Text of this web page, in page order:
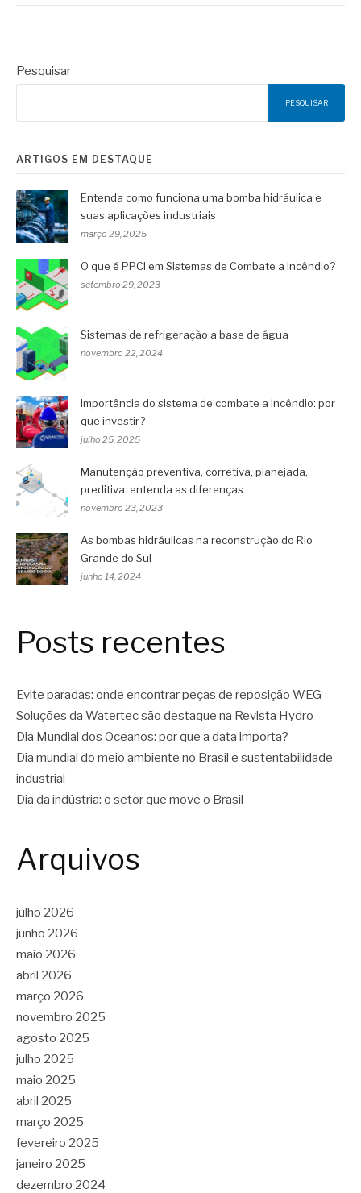
Pesquisar
PESQUISAR
ARTIGOS EM DESTAQUE
Entenda como funciona uma bomba hidráulica e
suas aplicações industriais
março 29, 2025
O que é PPCI em Sistemas de Combate a Incêndio?
setembro 29, 2023
Sistemas de refrigeração a base de água
novembro 22, 2024
Importância do sistema de combate a incêndio: por
que investir?
julho 25, 2025
Manutenção preventiva, corretiva, planejada,
preditiva: entenda as diferenças
novembro 23, 2023
As bombas hidráulicas na reconstrução do Rio
Grande do Sul
junho 14, 2024
Posts recentes
Evite paradas: onde encontrar peças de reposição WEG
Soluções da Watertec são destaque na Revista Hydro
Dia Mundial dos Oceanos: por que a data importa?
Dia mundial do meio ambiente no Brasil e sustentabilidade
industrial
Dia da indústria: o setor que move o Brasil
Arquivos
julho 2026
junho 2026
maio 2026
abril 2026
março 2026
novembro 2025
agosto 2025
julho 2025
maio 2025
abril 2025
março 2025
fevereiro 2025
janeiro 2025
dezembro 2024